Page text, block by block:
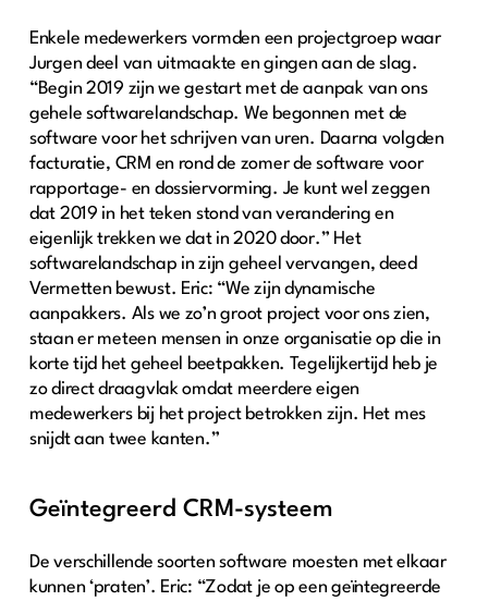
Enkele medewerkers vormden een projectgroep waar
Jurgen deel van uitmaakte en gingen aan de slag.
“Begin 2019 zijn we gestart met de aanpak van ons
gehele softwarelandschap. We begonnen met de
software voor het schrijven van uren. Daarna volgden
facturatie, CRM en rond de zomer de software voor
rapportage- en dossiervorming. Je kunt wel zeggen
dat 2019 in het teken stond van verandering en
eigenlijk trekken we dat in 2020 door.” Het
softwarelandschap in zijn geheel vervangen, deed
Vermetten bewust. Eric: “We zijn dynamische
aanpakkers. Als we zo’n groot project voor ons zien,
staan er meteen mensen in onze organisatie op die in
korte tijd het geheel beetpakken. Tegelijkertijd heb je
zo direct draagvlak omdat meerdere eigen
medewerkers bij het project betrokken zijn. Het mes
snijdt aan twee kanten.”
Geïntegreerd CRM-systeem
De verschillende soorten software moesten met elkaar
kunnen ‘praten’. Eric: “Zodat je op een geïntegreerde